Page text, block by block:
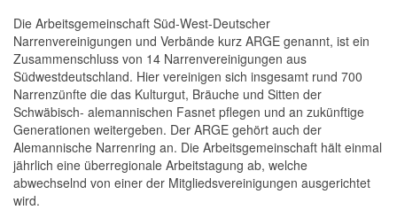
Die Arbeitsgemeinschaft Süd-West-Deutscher
Narrenvereinigungen und Verbände kurz ARGE genannt, ist ein
Zusammenschluss von 14 Narrenvereinigungen aus
Südwestdeutschland. Hier vereinigen sich insgesamt rund 700
Narrenzünfte die das Kulturgut, Bräuche und Sitten der
Schwäbisch- alemannischen Fasnet pflegen und an zukünftige
Generationen weitergeben. Der ARGE gehört auch der
Alemannische Narrenring an. Die Arbeitsgemeinschaft hält einmal
jährlich eine überregionale Arbeitstagung ab, welche
abwechselnd von einer der Mitgliedsvereinigungen ausgerichtet
wird.